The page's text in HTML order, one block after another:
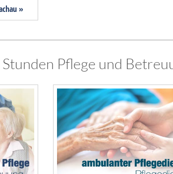
»
Pflege und